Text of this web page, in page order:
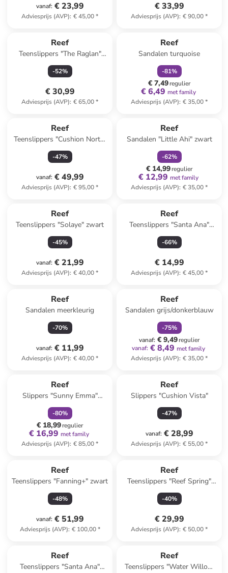
vanaf: € 23,99
Adviesprijs (AVP): € 45,00*
€ 33,99
Adviesprijs (AVP): € 90,00*
Reef
Teenslippers "The Raglan"
zwart
-52%
€ 30,99
Adviesprijs (AVP): € 65,00*
Reef
Sandalen turquoise
-81%
€ 7,49regulier
€ 6,49 met family
Adviesprijs (AVP): € 35,00*
Reef
Teenslippers "Cushion Norte"
antraciet/turquoise
-47%
vanaf: € 49,99
Adviesprijs (AVP): € 95,00*
Reef
Sandalen "Little Ahi" zwart
-62%
€ 14,99regulier
€ 12,99 met family
Adviesprijs (AVP): € 35,00*
Reef
Teenslippers "Solaye" zwart
-45%
vanaf: € 21,99
Adviesprijs (AVP): € 40,00*
Reef
Teenslippers "Santa Ana"
turquoise
-66%
€ 14,99
Adviesprijs (AVP): € 45,00*
Reef
Sandalen meerkleurig
-70%
vanaf: € 11,99
Adviesprijs (AVP): € 40,00*
Reef
Sandalen grijs/donkerblauw
-75%
vanaf: € 9,49regulier
vanaf: € 8,49 met family
Adviesprijs (AVP): € 35,00*
Reef
Slippers "Sunny Emma"
mintgroen
-80%
€ 18,99regulier
€ 16,99 met family
Adviesprijs (AVP): € 85,00*
Reef
Slippers "Cushion Vista"
-47%
vanaf: € 28,99
Adviesprijs (AVP): € 55,00*
Reef
Teenslippers "Fanning+" zwart
-48%
vanaf: € 51,99
Adviesprijs (AVP): € 100,00*
Reef
Teenslippers "Reef Spring"
zwart/crème
-40%
€ 29,99
Adviesprijs (AVP): € 50,00*
Reef
Teenslippers "Santa Ana"
Reef
Teenslippers "Water Willow